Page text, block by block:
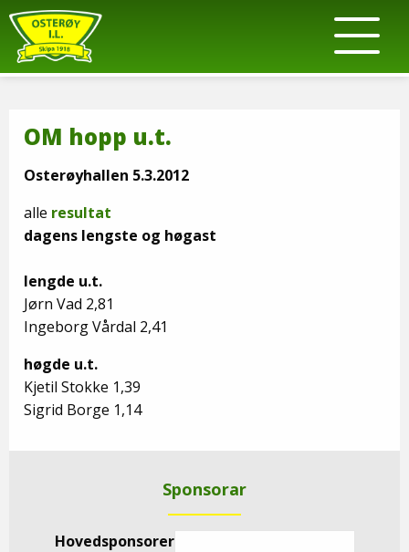
OM hopp u.t.
Osterøyhallen 5.3.2012
alle resultat
dagens lengste og høgast
lengde u.t.
Jørn Vad 2,81
Ingeborg Vårdal 2,41
høgde u.t.
Kjetil Stokke 1,39
Sigrid Borge 1,14
Sponsorar
Hovedsponsorer